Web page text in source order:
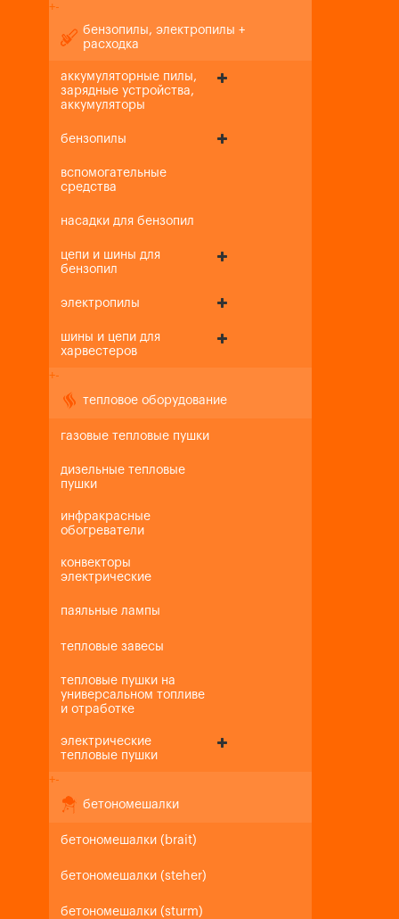
+-
бензопилы, электропилы +
расходка
аккумуляторные пилы,
зарядные устройства,
аккумуляторы
бензопилы
вспомогательные
средства
насадки для бензопил
цепи и шины для
бензопил
электропилы
шины и цепи для
харвестеров
+-
тепловое оборудование
газовые тепловые пушки
дизельные тепловые
пушки
инфракрасные
обогреватели
конвекторы
электрические
паяльные лампы
тепловые завесы
тепловые пушки на
универсальном топливе
и отработке
электрические
тепловые пушки
+-
бетономешалки
бетономешалки (brait)
бетономешалки (steher)
бетономешалки (sturm)